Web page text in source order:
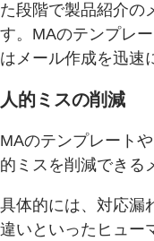
た段階で製品紹介の
す。MAのテンプレ
はメール作成を迅速
人的ミスの削減
MAのテンプレート
的ミスを削減できる
具体的には、対応漏
違いといったヒュー